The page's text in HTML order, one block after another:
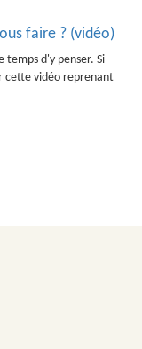
faire ? (vidéo)
temps d'y penser. Si
cette vidéo reprenant